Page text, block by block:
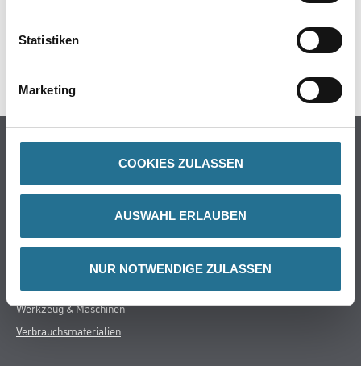
Statistiken
Marketing
COOKIES ZULASSEN
AUSWAHL ERLAUBEN
NUR NOTWENDIGE ZULASSEN
Online-Shop
WDV-Systeme
Putze- und Spachtelmassen
Werkzeug & Maschinen
Verbrauchsmaterialien